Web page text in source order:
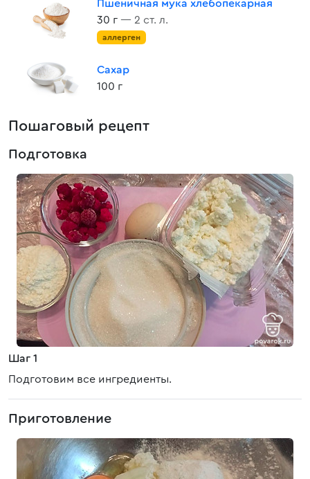
Пшеничная мука хлебопекарная
30 г — 2 ст. л.
аллерген
Сахар
100 г
Пошаговый рецепт
Подготовка
Шаг 1
Подготовим все ингредиенты.
Приготовление